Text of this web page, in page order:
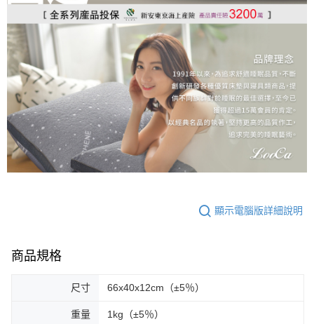
顯示電腦版詳細說明
商品規格
尺寸 66x40x12cm（±5％）
重量 1kg（±5％）